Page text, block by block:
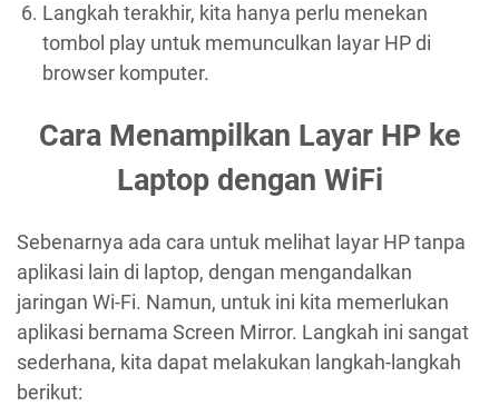
Langkah terakhir, kita hanya perlu menekan
tombol play untuk memunculkan layar HP di
browser komputer.
Cara Menampilkan Layar HP ke
Laptop dengan WiFi
Sebenarnya ada cara untuk melihat layar HP tanpa
aplikasi lain di laptop, dengan mengandalkan
jaringan Wi-Fi. Namun, untuk ini kita memerlukan
aplikasi bernama Screen Mirror. Langkah ini sangat
sederhana, kita dapat melakukan langkah-langkah
berikut: